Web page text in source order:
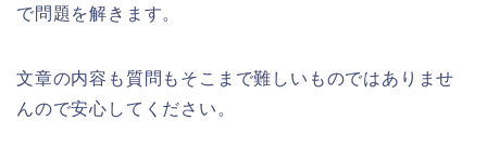
で問題を解きます。
文章の内容も質問もそこまで難しいものではありませ
んので安心してください。